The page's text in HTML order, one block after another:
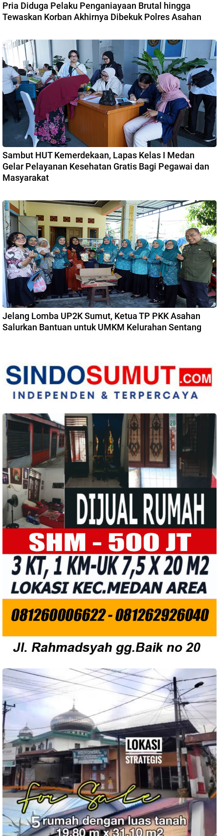
Pria Diduga Pelaku Penganiayaan Brutal hingga
Tewaskan Korban Akhirnya Dibekuk Polres Asahan
Sambut HUT Kemerdekaan, Lapas Kelas I Medan
Gelar Pelayanan Kesehatan Gratis Bagi Pegawai dan
Masyarakat
Jelang Lomba UP2K Sumut, Ketua TP PKK Asahan
Salurkan Bantuan untuk UMKM Kelurahan Sentang